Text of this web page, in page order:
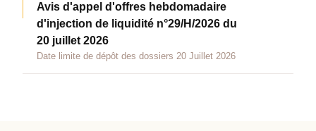
Avis d'appel d'offres hebdomadaire
d'injection de liquidité n°29/H/2026 du
20 juillet 2026
Date limite de dépôt des dossiers 20 Juillet 2026